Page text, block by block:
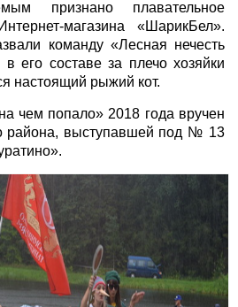
признано плавательное
магазина «ШарикБел».
команду «Лесная нечесть
его составе за плечо хозяйки
настоящий рыжий кот.
чем попало» 2018 года вручен
района, выступавшей под № 13